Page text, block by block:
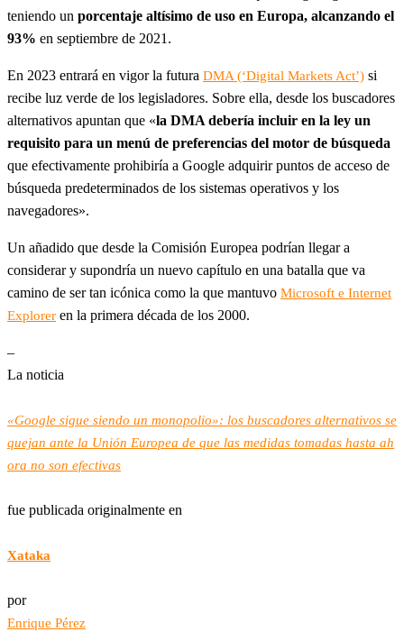
teniendo un porcentaje altísimo de uso en Europa, alcanzando el
93% en septiembre de 2021.
En 2023 entrará en vigor la futura DMA (‘Digital Markets Act’) si
recibe luz verde de los legisladores. Sobre ella, desde los buscadores
alternativos apuntan que «la DMA debería incluir en la ley un
requisito para un menú de preferencias del motor de búsqueda
que efectivamente prohibiría a Google adquirir puntos de acceso de
búsqueda predeterminados de los sistemas operativos y los
navegadores».
Un añadido que desde la Comisión Europea podrían llegar a
considerar y supondría un nuevo capítulo en una batalla que va
camino de ser tan icónica como la que mantuvo Microsoft e Internet
Explorer en la primera década de los 2000.
–
La noticia
«Google sigue siendo un monopolio»: los buscadores alternativos se
quejan ante la Unión Europea de que las medidas tomadas hasta ah
ora no son efectivas
fue publicada originalmente en
Xataka
por
Enrique Pérez